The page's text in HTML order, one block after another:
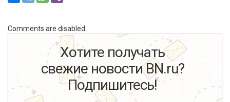
Comments are disabled
Хотите получать
свежие новости BN.ru?
Подпишитесь!